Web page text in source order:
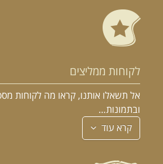
לקוחות ממליצים
אל תשאלו אותנו, קראו מה לקוחות
ובתמונות…
קרא עוד